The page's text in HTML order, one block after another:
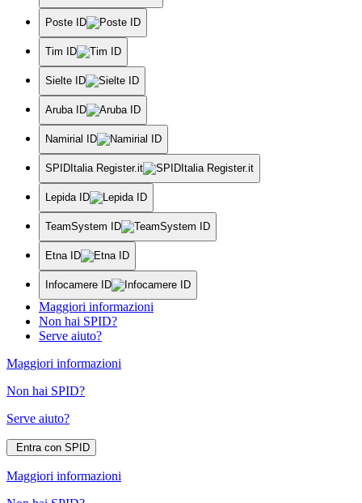
Poste ID
Tim ID
Sielte ID
Aruba ID
Namirial ID
SPIDItalia Register.it
Lepida ID
TeamSystem ID
Etna ID
Infocamere ID
Maggiori informazioni
Non hai SPID?
Serve aiuto?
Maggiori informazioni
Non hai SPID?
Serve aiuto?
Entra con SPID
Maggiori informazioni